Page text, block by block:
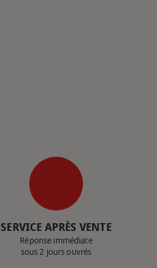
SERVICE APRÈS VENTE
Réponse immédiate
sous 2 jours ouvrés